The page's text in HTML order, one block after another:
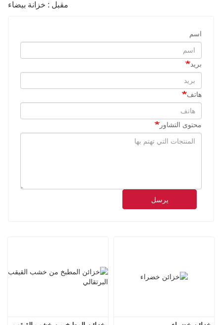
مقبل : خزانة بيضاء
اسم
بريد
هاتف
محتوى التشاور
يرسل